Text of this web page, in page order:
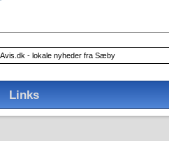
- lokale nyheder fra Sæby
Links